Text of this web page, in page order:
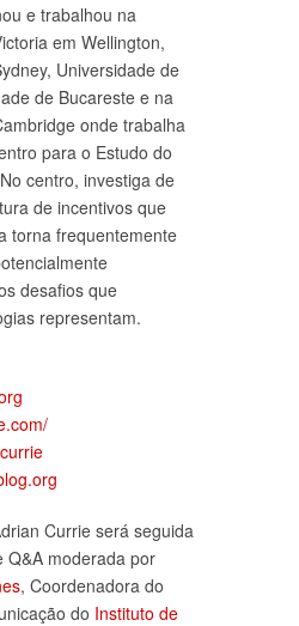
e trabalhou na
em Wellington,
Universidade de
de Bucareste e na
onde trabalha
para o Estudo do
centro, investiga de
de incentivos que
torna frequentemente
desafios que
representam.
Currie será seguida
Q&A moderada por
, Coordenadora do
do Instituto de